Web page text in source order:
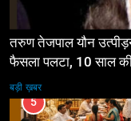
तरुण तेजपाल यौन उत्पीड़न
फैसला पलटा, 10
बड़ी ख़बर
5